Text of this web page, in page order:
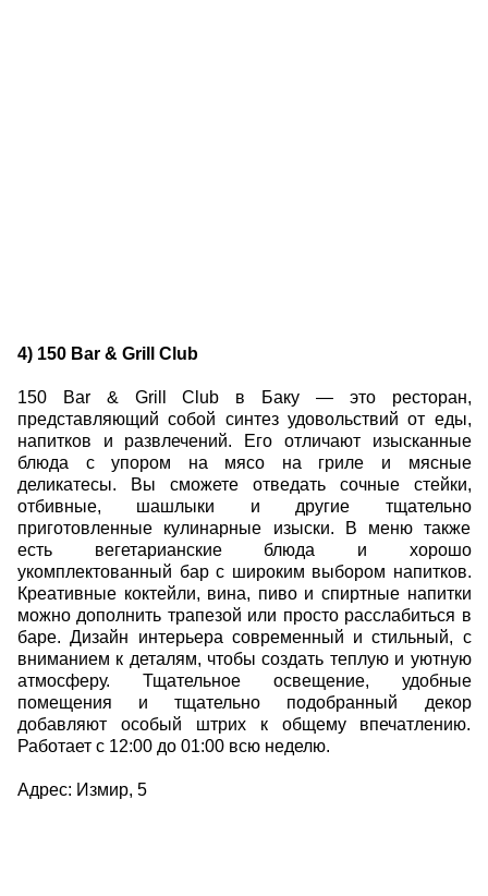
4) 150 Bar & Grill Club
150 Bar & Grill Club в Баку — это ресторан,
представляющий собой синтез удовольствий от еды,
напитков и развлечений. Его отличают изысканные
блюда с упором на мясо на гриле и мясные
деликатесы. Вы сможете отведать сочные стейки,
отбивные, шашлыки и другие тщательно
приготовленные кулинарные изыски. В меню также
есть вегетарианские блюда и хорошо
укомплектованный бар с широким выбором напитков.
Креативные коктейли, вина, пиво и спиртные напитки
можно дополнить трапезой или просто расслабиться в
баре. Дизайн интерьера современный и стильный, с
вниманием к деталям, чтобы создать теплую и уютную
атмосферу. Тщательное освещение, удобные
помещения и тщательно подобранный декор
добавляют особый штрих к общему впечатлению.
Работает с 12:00 до 01:00 всю неделю.
Адрес: Измир, 5